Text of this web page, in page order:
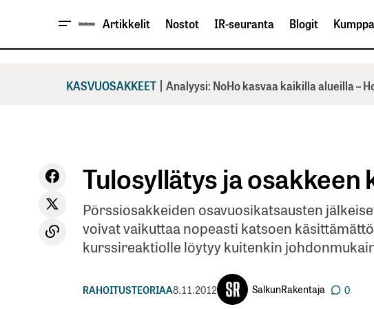
Artikkelit Nostot IR-seuranta Blogit
KASVUOSAKKEET | Analyysi: NoHo kasvaa kaikilla alueilla –
Tulosyllätys ja
Pörssiosakkeiden osavuosikatsausten
voivat vaikuttaa nopeasti katsoen
kurssireaktiolle löytyy kuitenkin
RAHOITUSTEORIAA8.11.2012 SalkunRakentaja 0